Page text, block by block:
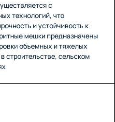
с
технологий, что
и устойчивость к
мешки предназначены
объемных и тяжелых
строительстве, сельском